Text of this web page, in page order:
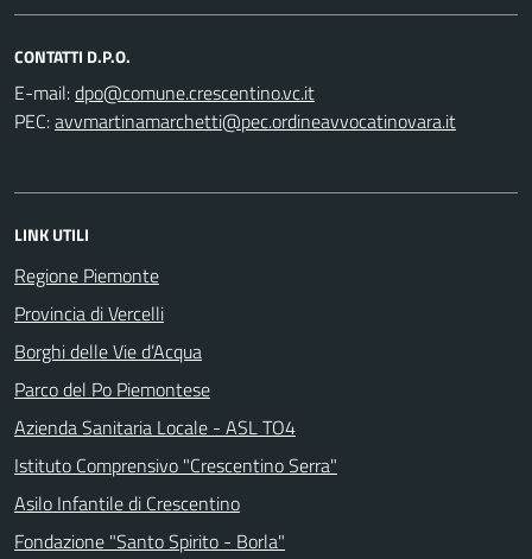
CONTATTI D.P.O.
E-mail:
PEC:
LINK UTILI
Regione Piemonte
Provincia di Vercelli
Borghi delle Vie d’Acqua
Parco del Po Piemontese
Azienda Sanitaria Locale - ASL TO4
Istituto Comprensivo "Crescentino Serra"
Asilo Infantile di Crescentino
Fondazione "Santo Spirito - Borla"